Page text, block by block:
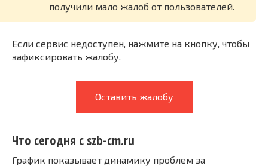
получили мало жалоб от пользователей.
Если сервис недоступен, нажмите на кнопку, чтобы
зафиксировать жалобу.
Оставить жалобу
Что сегодня с szb-cm.ru
График показывает динамику проблем за